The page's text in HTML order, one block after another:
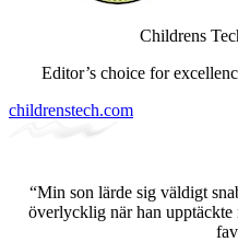
Childrens
Editor’s choice for
childrenstech.com
“Min son lärde sig väldigt
överlycklig när han upptäckte